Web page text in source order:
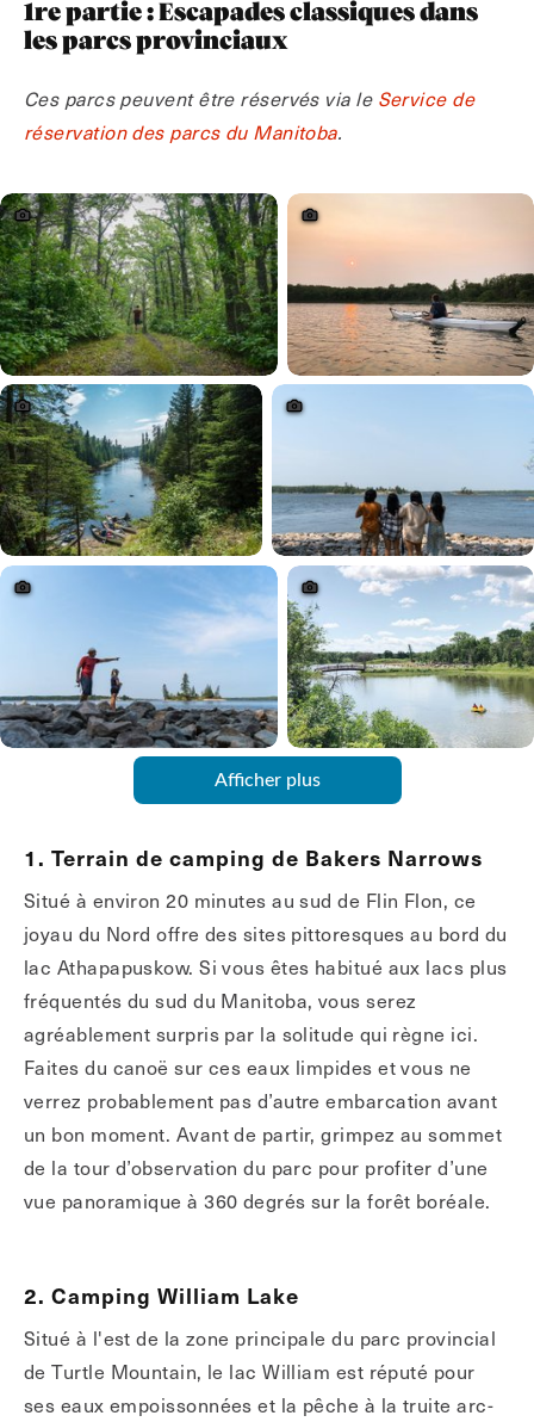
1re partie : Escapades classiques dans
les parcs provinciaux
Ces parcs peuvent être réservés via le Service de
réservation des parcs du Manitoba.
Afficher plus
1. Terrain de camping de Bakers Narrows
Situé à environ 20 minutes au sud de Flin Flon, ce
joyau du Nord offre des sites pittoresques au bord du
lac Athapapuskow. Si vous êtes habitué aux lacs plus
fréquentés du sud du Manitoba, vous serez
agréablement surpris par la solitude qui règne ici.
Faites du canoë sur ces eaux limpides et vous ne
verrez probablement pas d’autre embarcation avant
un bon moment. Avant de partir, grimpez au sommet
de la tour d’observation du parc pour profiter d’une
vue panoramique à 360 degrés sur la forêt boréale.
2. Camping William Lake
Situé à l'est de la zone principale du parc provincial
de Turtle Mountain, le lac William est réputé pour
ses eaux empoissonnées et la pêche à la truite arc-